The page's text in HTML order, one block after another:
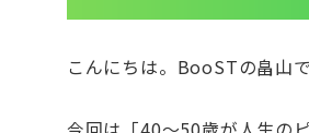
こんにちは。BooSTの畠山で